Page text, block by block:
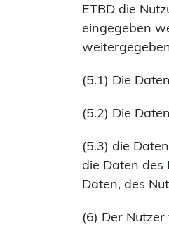
ETBD die
eingegeben
(5.1) Die
(5.2) Die
(5.3) die
die Daten des
Daten, des
(6) Der